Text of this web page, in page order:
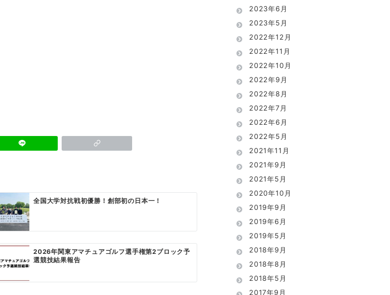
全国大学対抗戦初優勝！創部初の日本一！
2026年関東アマチュアゴルフ選手権第2ブロック予
選競技結果報告
2023年6月
2023年5月
2022年12月
2022年11月
2022年10月
2022年9月
2022年8月
2022年7月
2022年6月
2022年5月
2021年11月
2021年9月
2021年5月
2020年10月
2019年9月
2019年6月
2019年5月
2018年9月
2018年8月
2018年5月
2017年9月